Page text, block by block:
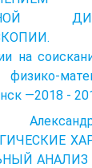
на
физико-
—2018 -
АНАЛИЗ